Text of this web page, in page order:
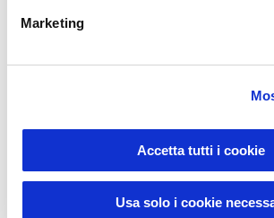
Marketing
Accetta tutti i cookie
Usa solo i cookie